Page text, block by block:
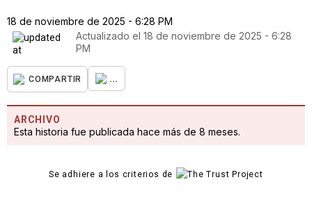
18 de noviembre de 2025 - 6:28 PM
Actualizado el18 de noviembre de 2025 - 6:28
PM
COMPARTIR ...
ARCHIVO
Esta historia fue publicada hace más de 8 meses.
Se adhiere a los criterios de